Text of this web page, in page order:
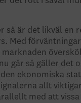
är det likväl en
Med
går så gäller det
ekonomiska
allt
med att vissa